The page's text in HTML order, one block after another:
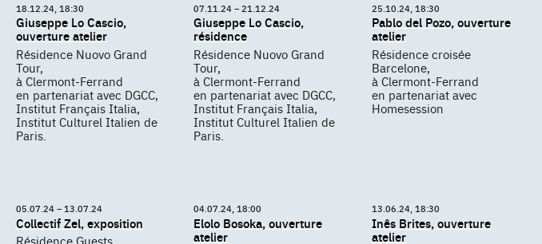
18.12.24, 18:30
Giuseppe Lo Cascio,
ouverture atelier
Résidence Nuovo Grand
Tour,
à Clermont-Ferrand
en partenariat avec DGCC,
Institut Français Italia,
Institut Culturel Italien de
Paris.
07.11.24 – 21.12.24
Giuseppe Lo Cascio,
résidence
Résidence Nuovo Grand
Tour,
à Clermont-Ferrand
en partenariat avec DGCC,
Institut Français Italia,
Institut Culturel Italien de
Paris.
25.10.24, 18:30
Pablo del Pozo, ouverture
atelier
Résidence croisée
Barcelone,
à Clermont-Ferrand
en partenariat avec
Homesession
05.07.24 – 13.07.24
Collectif Zel, exposition
Résidence Guests,
04.07.24, 18:00
Elolo Bosoka, ouverture
atelier
13.06.24, 18:30
Inês Brites, ouverture
atelier